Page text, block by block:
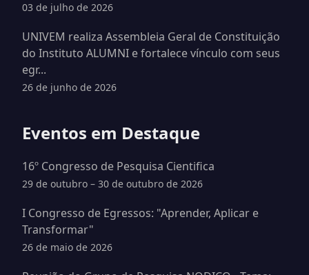
03 de julho de 2026
UNIVEM realiza Assembleia Geral de Constituição
do Instituto ALUMNI e fortalece vínculo com seus
egr...
26 de junho de 2026
Eventos em Destaque
16º Congresso de Pesquisa Cientifica
29 de outubro – 30 de outubro de 2026
I Congresso de Egressos: "Aprender, Aplicar e
Transformar"
26 de maio de 2026